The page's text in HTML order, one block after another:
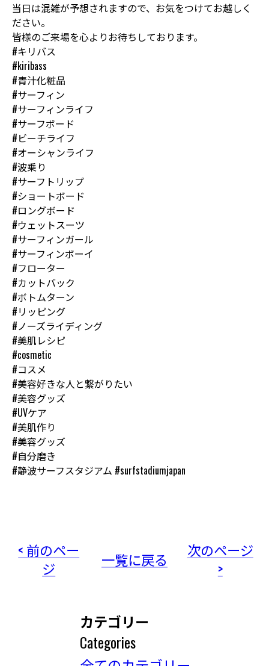
当日は混雑が予想されますので、お気をつけてお越しく
ださい。
皆様のご来場を心よりお待ちしております。
#キリバス
#kiribass
#青汁化粧品
#サーフィン
#サーフィンライフ
#サーフボード
#ビーチライフ
#オーシャンライフ
#波乗り
#サーフトリップ
#ショートボード
#ロングボード
#ウェットスーツ
#サーフィンガール
#サーフィンボーイ
#フローター
#カットバック
#ボトムターン
#リッピング
#ノーズライディング
#美肌レシピ
#cosmetic
#コスメ
#美容好きな人と繋がりたい
#美容グッズ
#UVケア
#美肌作り
#美容グッズ
#自分磨き
#静波サーフスタジアム #surfstadiumjapan
< 前のペー
ジ
一覧に戻る
次のページ
>
カテゴリー
Categories